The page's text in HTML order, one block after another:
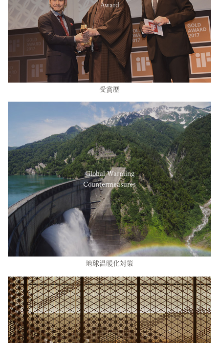
Award
受賞歴
Global Warming
Countermeasures
地球温暖化対策